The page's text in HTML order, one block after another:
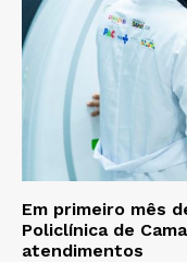
Em primeiro mês
Policlínica de
atendimentos